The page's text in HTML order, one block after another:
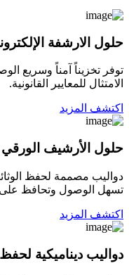
حلول الارشفة
توفر تخزيناً آمناً وسريع
الامتثال للمعايير القانونية.
اكتشف المزيد
حلول الأرشيف الورقي
دواليب مصممة لحفظ
تسهل الوصول وتحافظ على
اكتشف المزيد
دواليب ديناميكية